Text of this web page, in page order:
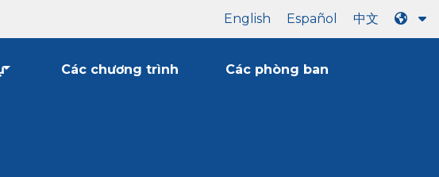
English Español 中文
Các chương trình Các phòng ban